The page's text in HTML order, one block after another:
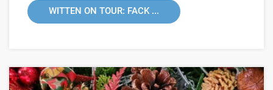
WITTEN ON TOUR: FACK ...